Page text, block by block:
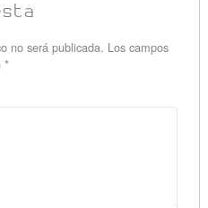
no será publicada. Los campos
*